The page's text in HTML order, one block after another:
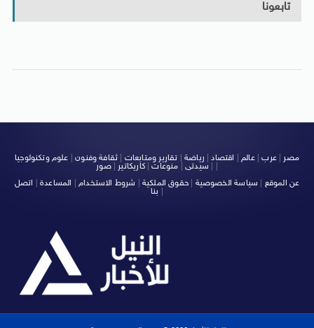
تابعونا
مصر |عرب|عالم| اقتصاد| رياضة تقارير ومتابعات ثقافة وفنون| علوم وتكنولوجيا
سيدتى| منوعات|كاريكاتير |صور
عن الموقع
سياسة الخصوصية حقوق الملكية شروط الاستخدام المساعدة
اتصل
بنا